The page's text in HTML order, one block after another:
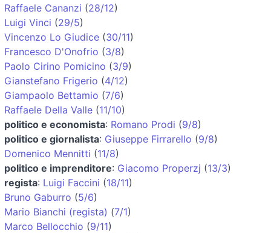
Raffaele Cananzi (28/12)
Luigi Vinci (29/5)
Vincenzo Lo Giudice (30/11)
Francesco D'Onofrio (3/8)
Paolo Cirino Pomicino (3/9)
Gianstefano Frigerio (4/12)
Giampaolo Bettamio (7/6)
Raffaele Della Valle (11/10)
politico e economista: Romano Prodi (9/8)
politico e giornalista: Giuseppe Firrarello (9/8)
Domenico Mennitti (11/8)
politico e imprenditore: Giacomo Properzj (13/3)
regista: Luigi Faccini (18/11)
Bruno Gaburro (5/6)
Mario Bianchi (regista) (7/1)
Marco Bellocchio (9/11)